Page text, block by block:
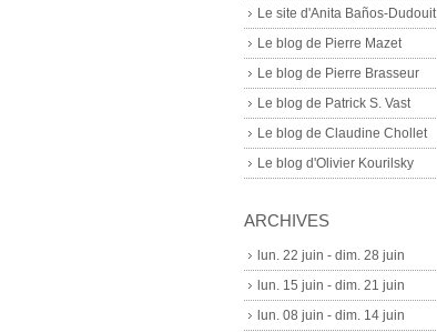
Le site d'Anita Baños-Dudouit
Le blog de Pierre Mazet
Le blog de Pierre Brasseur
Le blog de Patrick S. Vast
Le blog de Claudine Chollet
Le blog d'Olivier Kourilsky
ARCHIVES
lun. 22 juin - dim. 28 juin
lun. 15 juin - dim. 21 juin
lun. 08 juin - dim. 14 juin